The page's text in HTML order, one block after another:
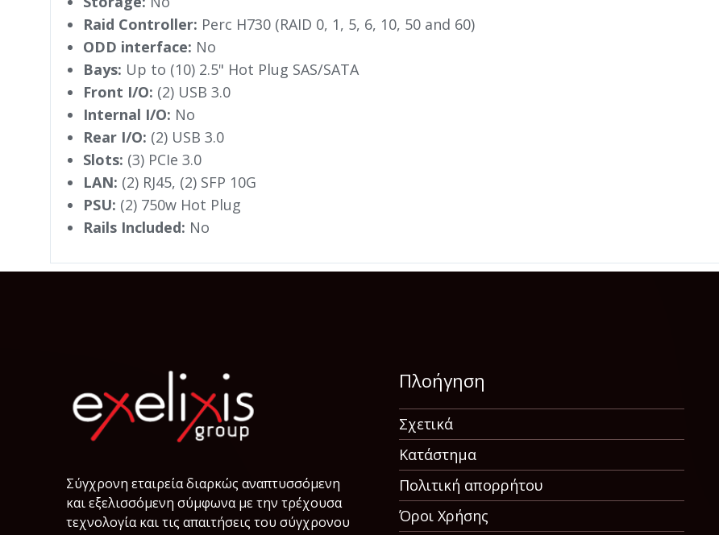
Raid Controller: Perc H730 (RAID 0, 1, 5, 6, 10, 50 and 60)
ODD interface: No
Bays: Up to (10) 2.5" Hot Plug SAS/SATA
Front I/O: (2) USB 3.0
Internal I/O: No
Rear I/O: (2) USB 3.0
Slots: (3) PCIe 3.0
LAN: (2) RJ45, (2) SFP 10G
PSU: (2) 750w Hot Plug
Rails Included: No
Σύγχρονη εταιρεία διαρκώς αναπτυσσόμενη
και εξελισσόμενη σύμφωνα µε την τρέχουσα
τεχνολογία και τις απαιτήσεις του σύγχρονου
Πλοήγηση
Σχετικά
Κατάστημα
Πολιτική απορρήτου
Όροι Χρήσης